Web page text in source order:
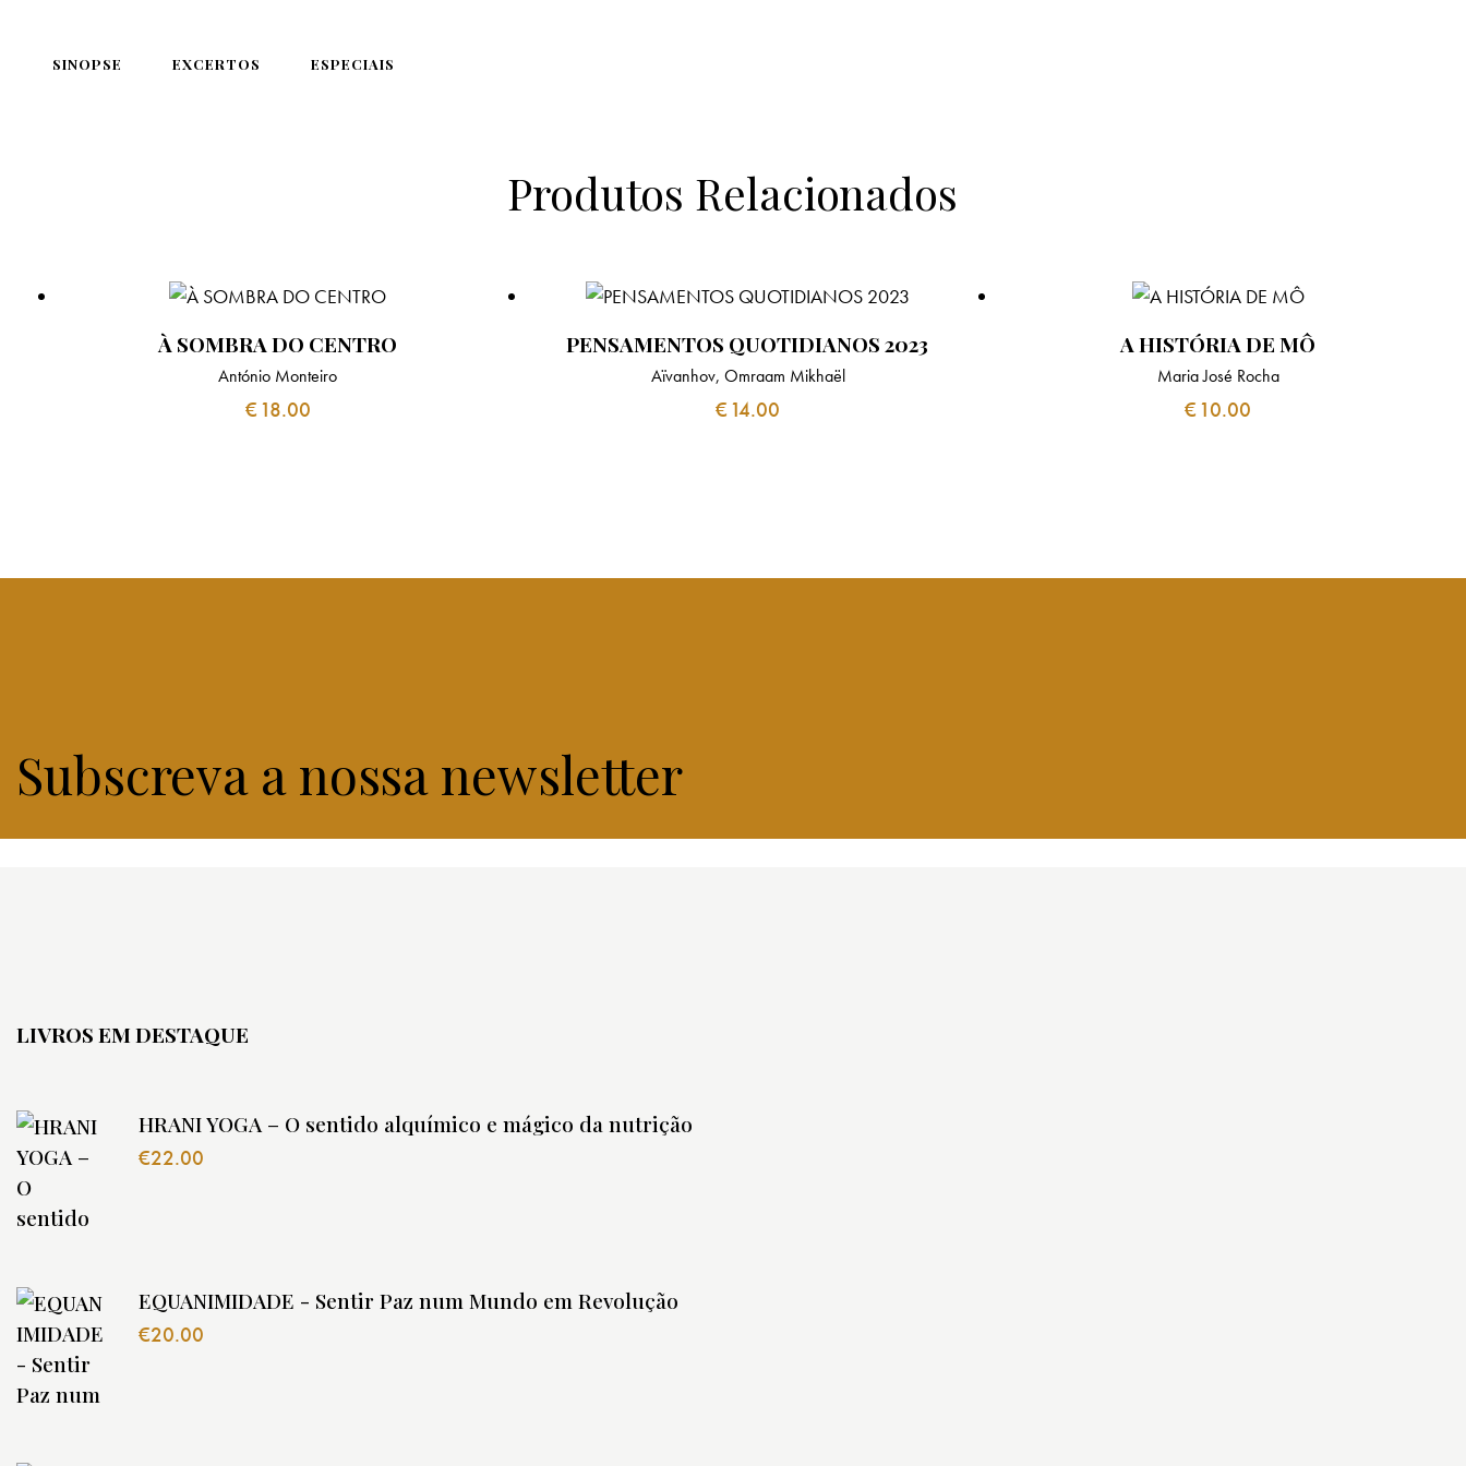
SINOPSE EXCERTOS ESPECIAIS
Produtos Relacionados
À SOMBRA DO CENTRO
António Monteiro
€18.00
PENSAMENTOS QUOTIDIANOS 2023
Aïvanhov, Omraam Mikhaël
€14.00
A HISTÓRIA DE MÔ
Maria José Rocha
€10.00
Subscreva a nossa newsletter
LIVROS EM DESTAQUE
HRANI YOGA – O sentido alquímico e mágico da nutrição
€22.00
EQUANIMIDADE - Sentir Paz num Mundo em Revolução
€20.00